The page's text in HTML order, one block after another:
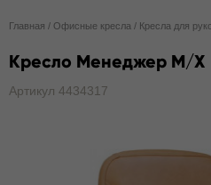
Главная / Офисные кресла / Кресла для
Кресло Менеджер M/X
Артикул 4434317